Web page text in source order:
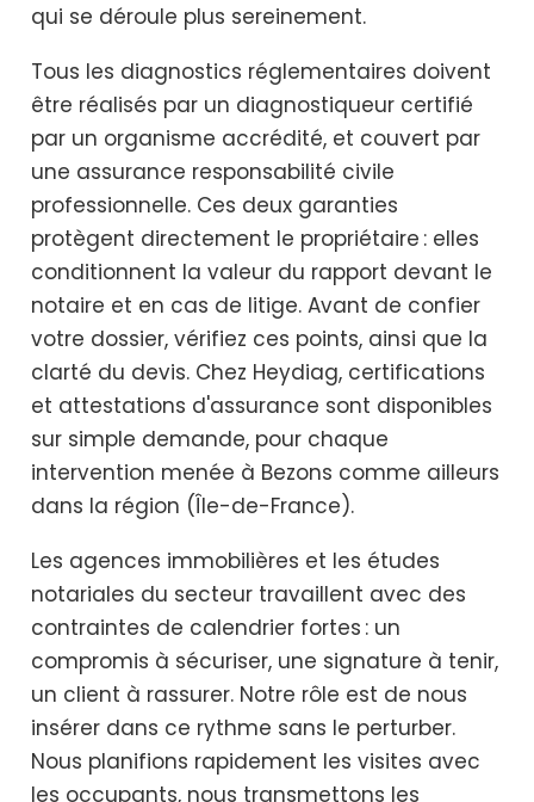
qui se déroule plus sereinement.
Tous les diagnostics réglementaires doivent
être réalisés par un diagnostiqueur certifié
par un organisme accrédité, et couvert par
une assurance responsabilité civile
professionnelle. Ces deux garanties
protègent directement le propriétaire : elles
conditionnent la valeur du rapport devant le
notaire et en cas de litige. Avant de confier
votre dossier, vérifiez ces points, ainsi que la
clarté du devis. Chez Heydiag, certifications
et attestations d'assurance sont disponibles
sur simple demande, pour chaque
intervention menée à Bezons comme ailleurs
dans la région (Île-de-France).
Les agences immobilières et les études
notariales du secteur travaillent avec des
contraintes de calendrier fortes : un
compromis à sécuriser, une signature à tenir,
un client à rassurer. Notre rôle est de nous
insérer dans ce rythme sans le perturber.
Nous planifions rapidement les visites avec
les occupants, nous transmettons les